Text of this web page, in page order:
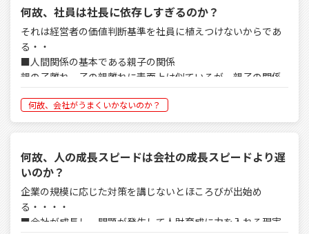
このような人は、会社に資金がなく、賞与が出せない状態に
陥った時に、自分達はこれだけ頑張り、売上を向上させたの
に、何故なんだと言い張るだろう。資金無くして経営なし
は、経営の常道であり、資金に関して自覚症状が無いところ
値をまとめる作業としてはよい。しかしそれを具体化する点
に問題が発生する。何故なら、経営者が独りで作成するか
ら、『方針を具現化する商材戦略・戦術・戦闘の機能』が会
社から無くなるからである。
このような会社は経営者と社員の差が有りすぎて、経営者へ
の依存度が高い。
部門長、中堅社員、一般社員の全員が、自分の役割に対して
あくせく努力するから、結果と目標が達成出来る。
参画とは自ら考え、判断し、行動し、責任を取ることであ
る。唯単に会社に居るだけの人在を育ててはいけない。
代等の作戦展開を考える人ですが、現実的にサッカーの世界
仮に、あなたがサッカーチームのプレイングマネージャーと
してピッチに立って、息をゼイゼイさせながら走り、選手交
それだけ両立させる事が難しい役割である。
ジャーになる。最初からマネージメントが出来そうな人を抜
擢することはない。
そして、日本の義務教育ではマネージメントのカリキュラム
はない。必然的に学生時代にクラブ活動のキャプテンをやれ
ば体験の中から方法を覚えるが、ごく僅かな人しか体験出来
何故、社員は社長に依存しすぎるのか？
それは経営者の価値判断基準を社員に植えつけないからであ
る・・
■人間関係の基本である親子の関係
親の子離れ、子の親離れに表面上は似ているが、親子の関係
社員はいつまでも社長に依存しすぎる傾向にある。
それは親子の関係では大人としての価値判断基準・行動の仕
■経営者の価値判断基準を社員に移植させる
せる工夫が足りない。例えば経営数値の話になると計数の意
味がわからず、活用できない。そうなると数値から遠ざかり
何故、会社がうまくいかないのか？
何故、人の成長スピードは会社の成長スピードより遅
いのか？
企業の規模に応じた対策を講じないとほころびが出始め
る・・・・
■会社が成長し、問題が発生して人財育成に力を入れる現実